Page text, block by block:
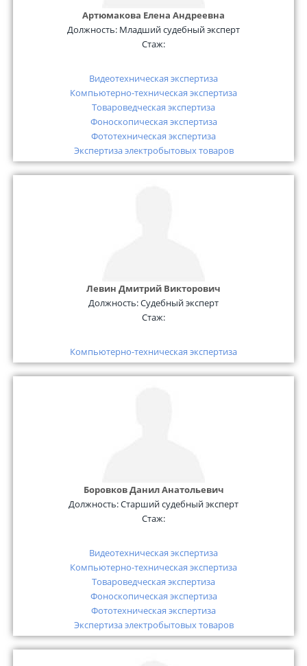
Артюмакова Елена Андреевна
Должность: Младший судебный эксперт
Стаж:
Видеотехническая экспертиза
Компьютерно-техническая экспертиза
Товароведческая экспертиза
Фоноскопическая экспертиза
Фототехническая экспертиза
Экспертиза электробытовых товаров
Левин Дмитрий Викторович
Должность:Судебный эксперт
Стаж:
Компьютерно-техническая экспертиза
Боровков Данил Анатольевич
Должность:Старший судебный эксперт
Стаж:
Видеотехническая экспертиза
Компьютерно-техническая экспертиза
Товароведческая экспертиза
Фоноскопическая экспертиза
Фототехническая экспертиза
Экспертиза электробытовых товаров